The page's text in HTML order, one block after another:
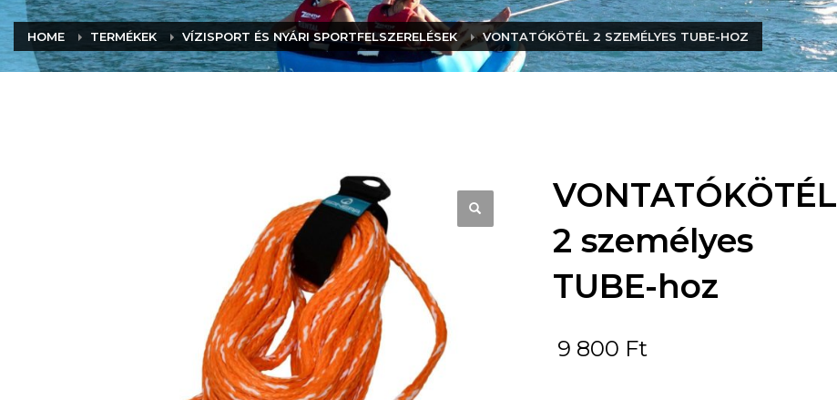
HOME TERMÉKEK VÍZISPORT ÉS NYÁRI SPORTFELSZERELÉSEK VONTATÓKÖTÉL 2 SZEMÉLYES TUBE-HOZ
VONTATÓKÖTÉL
2 személyes
TUBE-hoz
9 800 Ft